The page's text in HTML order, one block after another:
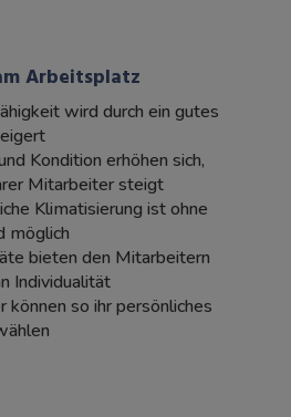
Arbeitsplatz
wird durch ein gutes
Kondition erhöhen sich,
Mitarbeiter steigt
Klimatisierung ist ohne
möglich
bieten den Mitarbeitern
Individualität
können so ihr persönliches